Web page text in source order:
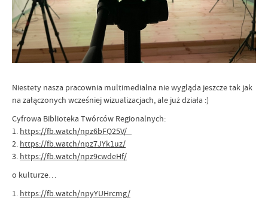
Niestety nasza pracownia multimedialna nie wygląda jeszcze tak jak
na załączonych wcześniej wizualizacjach, ale już działa :)
Cyfrowa Biblioteka Twórców Regionalnych:
1. https://fb.watch/npz6bFQ25V/
2. https://fb.watch/npz7JYk1uz/
3. https://fb.watch/npz9cwdeHf/
o kulturze…
1. https://fb.watch/npyYUHrcmg/